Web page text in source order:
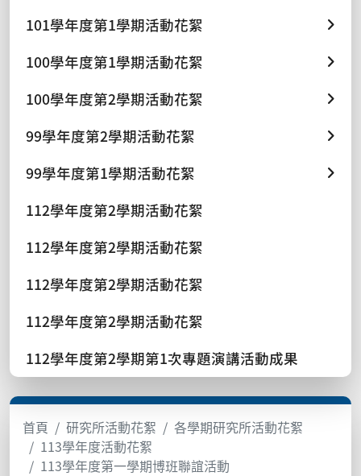
101學年度第1學期活動花絮
100學年度第1學期活動花絮
100學年度第2學期活動花絮
99學年度第2學期活動花絮
99學年度第1學期活動花絮
112學年度第2學期活動花絮
112學年度第2學期活動花絮
112學年度第2學期活動花絮
112學年度第2學期活動花絮
112學年度第2學期第1次專題演講活動成果
首頁 研究所活動花絮
各學期研究所活動花絮
113學年度活動花絮
113學年度第一學期博班聯誼活動